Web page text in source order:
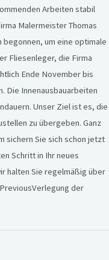
Arbeiten stabil
Malermeister Thomas
um eine optimale
Fliesenleger, die Firma
Ende November bis
Die Innenausbauarbeiten
Unser Ziel ist es, die
zu übergeben. Ganz
sichern Sie sich schon jetzt
Schritt in Ihr neues
halten Sie regelmäßig über
der